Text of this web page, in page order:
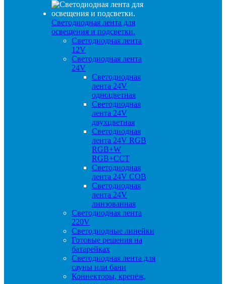
Светодиодная лента для
освещения и подсветки.
Светодиодная лента
12V
Светодиодная лента
24V
Светодиодная
лента 24V
одноцветная
Светодиодная
лента 24V
двухцветная
Светодиодная
лента 24V RGB
RGB+W
RGB+CCT
Светодиодная
лента 24V COB
Светодиодная
лента 24V
линзованная
Светодиодная лента
220V
Светодиодные линейки
Готовые решения на
батарейках
Светодиодная лента для
сауны или бани
Коннекторы, крепёж,